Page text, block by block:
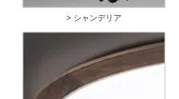
> シャンデリア